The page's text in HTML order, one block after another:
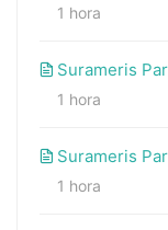
1 hora
Surameris
1 hora
Surameris
1 hora